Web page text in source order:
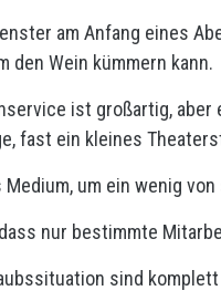
am Anfang eines
den Wein kümmern kann.
ist großartig,
fast ein kleines
um ein wenig
nur bestimmte
sind